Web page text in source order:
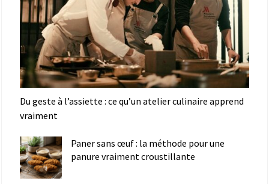
Du geste à l’assiette : ce qu’un atelier culinaire apprend
vraiment
Paner sans œuf : la méthode pour une
panure vraiment croustillante